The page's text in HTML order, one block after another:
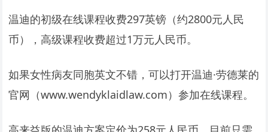
温迪的初级在线课程收费297英镑（约2800元人民
币），高级课程收费超过1万元人民币。
如果女性病友同胞英文不错，可以打开温迪·劳德莱的
官网（www.wendyklaidlaw.com）参加在线课程。